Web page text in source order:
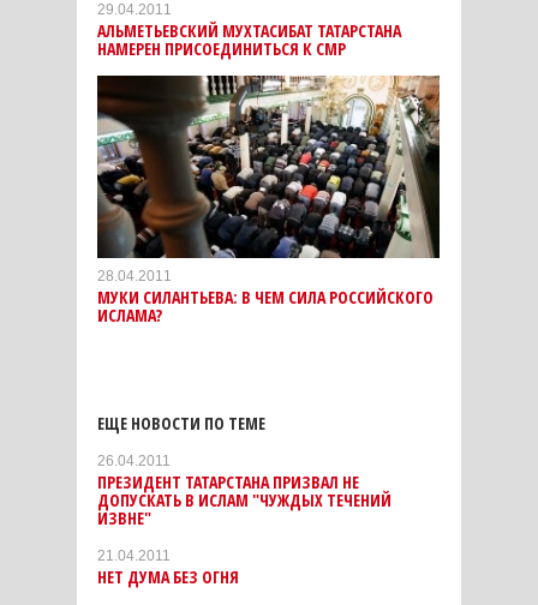
29.04.2011
АЛЬМЕТЬЕВСКИЙ МУХТАСИБАТ ТАТАРСТАНА
НАМЕРЕН ПРИСОЕДИНИТЬСЯ К СМР
28.04.2011
МУКИ СИЛАНТЬЕВА: В ЧЕМ СИЛА РОССИЙСКОГО
ИСЛАМА?
ЕЩЕ НОВОСТИ ПО ТЕМЕ
26.04.2011
ПРЕЗИДЕНТ ТАТАРСТАНА ПРИЗВАЛ НЕ
ДОПУСКАТЬ В ИСЛАМ "ЧУЖДЫХ ТЕЧЕНИЙ
ИЗВНЕ"
21.04.2011
НЕТ ДУМА БЕЗ ОГНЯ